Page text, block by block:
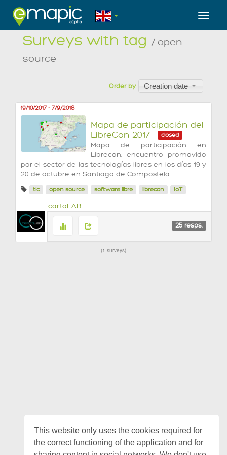
This website only uses the cookies required for
the correct functioning of the application and for
Surveys with tag / open
source
Order by Creation date
19/10/2017 - 7/9/2018
Mapa de participación del
LibreCon 2017
closed
Mapa de participación en
Librecon, encuentro promovido
por el sector de las tecnologías libres en los días 19 y
20 de octubre en Santiago de Compostela
tic open source software libre librecon IoT
cartoLAB
25 resps.
1 surveys